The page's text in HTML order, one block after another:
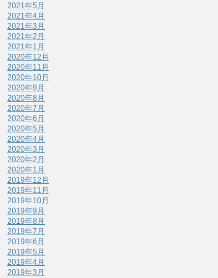
2021年5月
2021年4月
2021年3月
2021年2月
2021年1月
2020年12月
2020年11月
2020年10月
2020年9月
2020年8月
2020年7月
2020年6月
2020年5月
2020年4月
2020年3月
2020年2月
2020年1月
2019年12月
2019年11月
2019年10月
2019年9月
2019年8月
2019年7月
2019年6月
2019年5月
2019年4月
2019年3月